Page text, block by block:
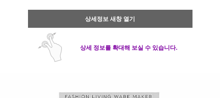
상세정보 새창 열기
상세 정보를 확대해 보실 수 있습니다.